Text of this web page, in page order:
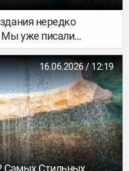
нередко
Мы уже писали
где можно
и об отеляхна
Сегодня же речь
где
в избах,
и особняках.
16.06.2026 / 12:19
Самых Стильных